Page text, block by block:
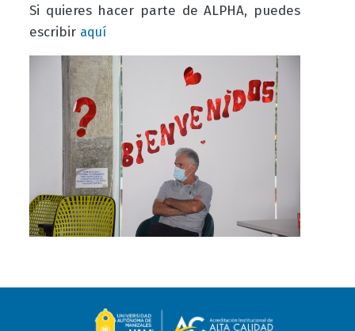
Si quieres hacer parte de ALPHA, puedes
escribir aquí